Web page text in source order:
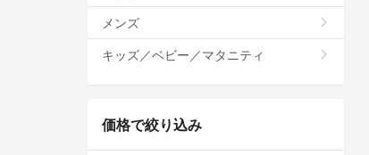
メンズ
キッズ／ベビー／マタニティ
価格で絞り込み